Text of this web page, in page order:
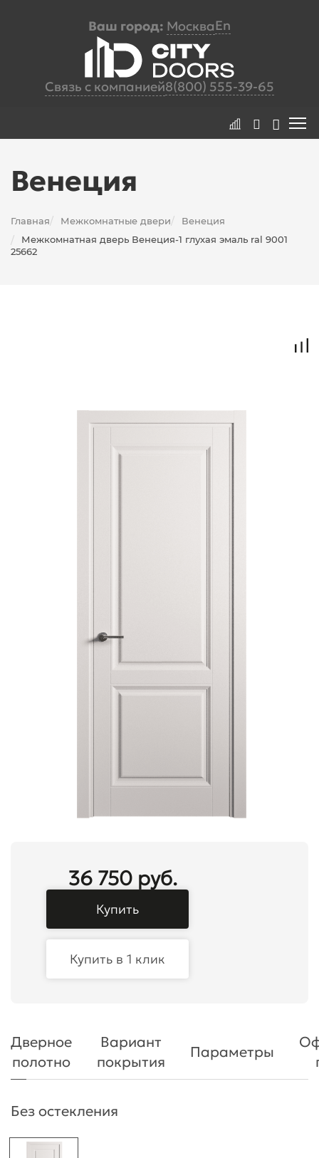
Ваш город: МоскваEn
Связь с компанией8(800) 555-39-65
Венеция
Главная/ Межкомнатные двери/ Венеция
/
Межкомнатная дверь Венеция-1 глухая эмаль ral 9001
25662
36 750 руб.
Купить
Купить в 1 клик
Дверное
полотно
Вариант
покрытия
Параметры
Без остекления